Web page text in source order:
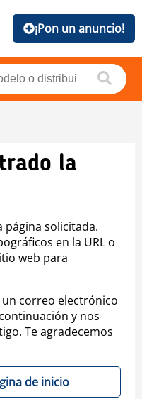
¡Pon un anuncio!
la
página solicitada.
en la URL o
web para
correo electrónico
y nos
Te agradecemos
de inicio